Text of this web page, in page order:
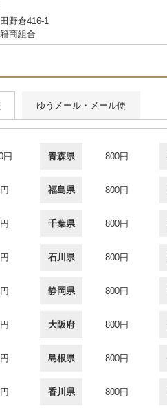
野倉416-1
商組合
ゆうメール・メール便
円 青森県 800円
福島県 800円
千葉県 800円
石川県 800円
静岡県 800円
大阪府 800円
島根県 800円
香川県 800円